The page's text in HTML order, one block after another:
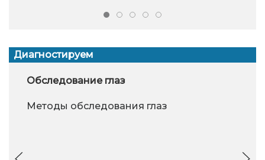
Диагностируем
Обследование глаз
Методы обследования глаз